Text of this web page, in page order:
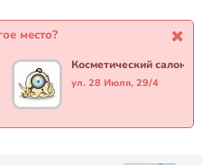
место?
ул. 28 Июля, 29/4